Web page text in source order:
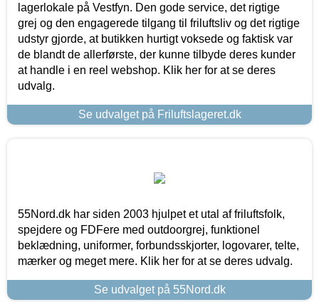
lagerlokale på Vestfyn. Den gode service, det rigtige
grej og den engagerede tilgang til friluftsliv og det rigtige
udstyr gjorde, at butikken hurtigt voksede og faktisk var
de blandt de allerførste, der kunne tilbyde deres kunder
at handle i en reel webshop. Klik her for at se deres
udvalg.
Se udvalget på Friluftslageret.dk
55Nord.dk har siden 2003 hjulpet et utal af friluftsfolk,
spejdere og FDFere med outdoorgrej, funktionel
beklædning, uniformer, forbundsskjorter, logovarer, telte,
mærker og meget mere. Klik her for at se deres udvalg.
Se udvalget på 55Nord.dk